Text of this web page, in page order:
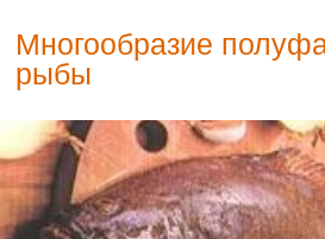
Многообразие
рыбы